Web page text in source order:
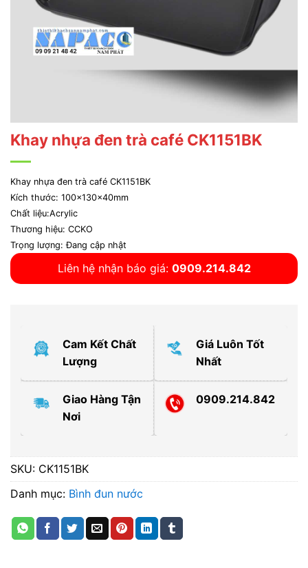
Khay nhựa đen trà café CK1151BK
Khay nhựa đen trà café CK1151BK
Kích thước: 100x130x40mm
Chất liệu:Acrylic
Thương hiệu: CCKO
Trọng lượng: Đang cập nhật
Liên hệ nhận báo giá: 0909.214.842
Cam Kết Chất
Lượng
Giá Luôn Tốt
Nhất
Giao Hàng Tận
Nơi
0909.214.842
SKU: CK1151BK
Danh mục: Bình đun nước